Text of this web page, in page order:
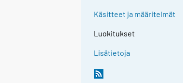
Käsitteet ja määritelmät
Luokitukset
Lisätietoja